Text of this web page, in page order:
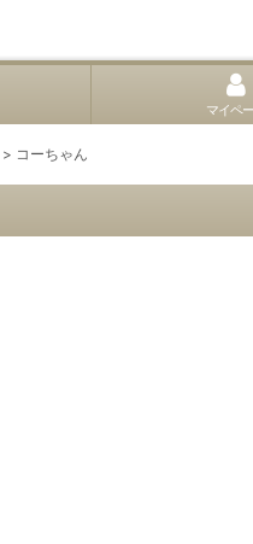
マイペ
> コーちゃん